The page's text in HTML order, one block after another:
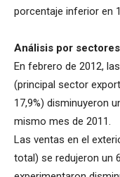
porcentaje inferior en
Análisis por
En febrero de 2012,
(principal sector
17,9%) disminuyeron
mismo mes de 2011.
Las ventas en el
total) se redujeron un